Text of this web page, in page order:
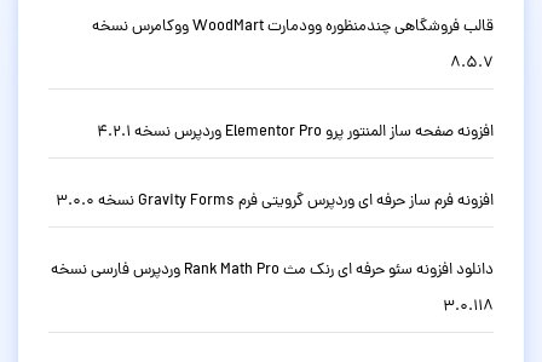
قالب فروشگاهی چندمنظوره وودمارت WoodMart ووکامرس نسخه
8.5.7
افزونه صفحه ساز المنتور پرو Elementor Pro وردپرس نسخه 4.2.1
افزونه فرم ساز حرفه ای وردپرس گرویتی فرم Gravity Forms نسخه 3.0.0
دانلود افزونه سئو حرفه ای رنک مث Rank Math Pro وردپرس فارسی نسخه
3.0.118